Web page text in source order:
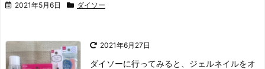
2021年5月6日 ダイソー
2021年6月27日
ダイソーに行ってみると、ジェルネイルをオ